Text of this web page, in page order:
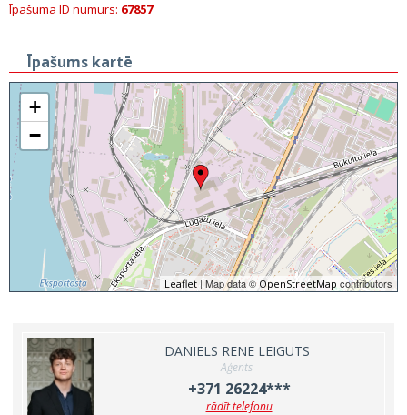
Īpašuma ID numurs: 67857
Īpašums kartē
+
−
Leaflet | Map data ©OpenStreetMap contributors
DANIELS RENE LEIGUTS
Aģents
+371 26224***
rādīt telefonu